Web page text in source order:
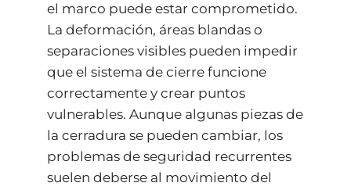
el marco puede estar comprometido.
La deformación, áreas blandas o
separaciones visibles pueden impedir
que el sistema de cierre funcione
correctamente y crear puntos
vulnerables. Aunque algunas piezas de
la cerradura se pueden cambiar, los
problemas de seguridad recurrentes
suelen deberse al movimiento del